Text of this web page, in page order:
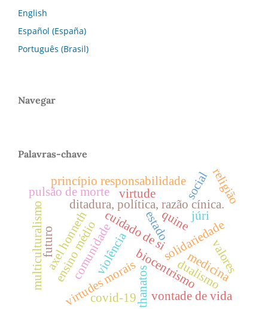
English
Español (España)
Português (Brasil)
Navegar
Palavras-chave
cuidado de si
violência
ditadura, política, razão cínica.
axel honneth solidariedade
estado
comunidade biocentrismo
virtudes morais
religião
medicina
dualismo
pulsão de morte
thanatos vontade de vida
princípio responsabilidade
futuro
covid-19
valores
multiculturalismoensino médio
social
quine
virtude
júri